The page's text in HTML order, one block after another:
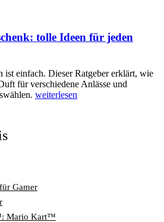
tolle Ideen für jeden
ist einfach. Dieser Ratgeber erklärt, wie
für verschiedene Anlässe und
weiterlesen
Gamer
Mario Kart™